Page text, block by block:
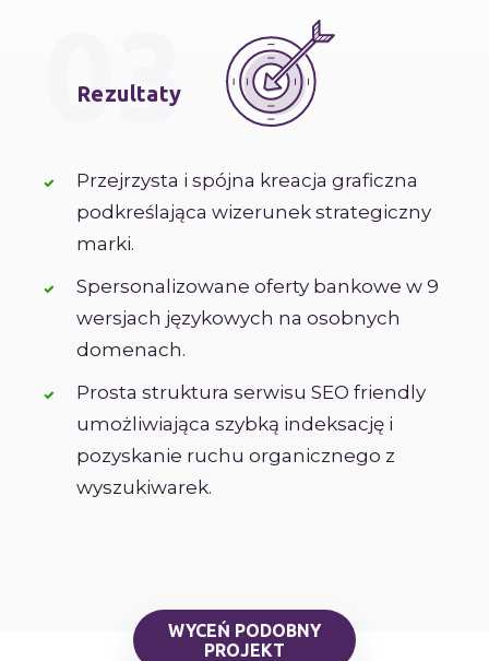
03
Rezultaty
Przejrzysta i spójna kreacja graficzna
podkreślająca wizerunek strategiczny
marki.
Spersonalizowane oferty bankowe w 9
wersjach językowych na osobnych
domenach.
Prosta struktura serwisu SEO friendly
umożliwiająca szybką indeksację i
pozyskanie ruchu organicznego z
wyszukiwarek.
WYCEŃ PODOBNY
PROJEKT